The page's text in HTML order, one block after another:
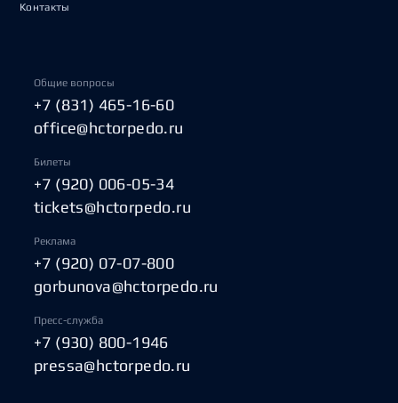
Контакты
Общие вопросы
+7 (831) 465-16-60
office@hctorpedo.ru
Билеты
+7 (920) 006-05-34
tickets@hctorpedo.ru
Реклама
+7 (920) 07-07-800
gorbunova@hctorpedo.ru
Пресс-служба
+7 (930) 800-1946
pressa@hctorpedo.ru